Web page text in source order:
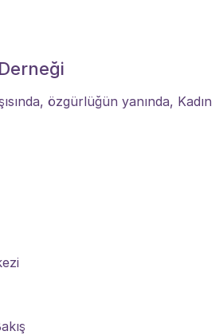
özgürlüğün yanında, Kadın